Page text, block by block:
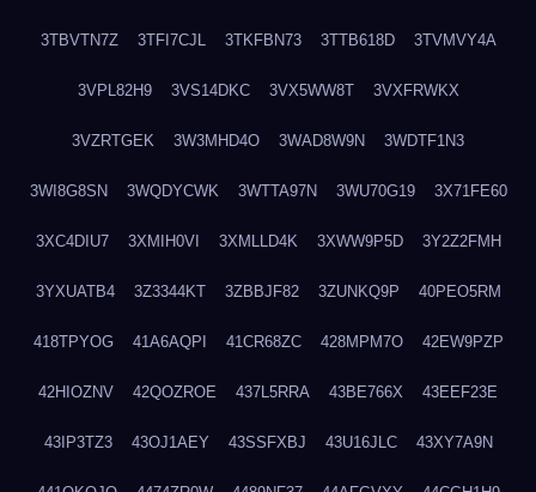
3TBVTN7Z 3TFI7CJL 3TKFBN73 3TTB618D 3TVMVY4A
3VPL82H9 3VS14DKC 3VX5WW8T 3VXFRWKX
3VZRTGEK 3W3MHD4O 3WAD8W9N 3WDTF1N3
3WI8G8SN 3WQDYCWK 3WTTA97N 3WU70G19 3X71FE60
3XC4DIU7 3XMIH0VI 3XMLLD4K 3XWW9P5D 3Y2Z2FMH
3YXUATB4 3Z3344KT 3ZBBJF82 3ZUNKQ9P 40PEO5RM
418TPYOG 41A6AQPI 41CR68ZC 428MPM7O 42EW9PZP
42HIOZNV 42QOZROE 437L5RRA 43BE766X 43EEF23E
43IP3TZ3 43OJ1AEY 43SSFXBJ 43U16JLC 43XY7A9N